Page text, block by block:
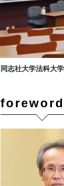
同志社大学法科大